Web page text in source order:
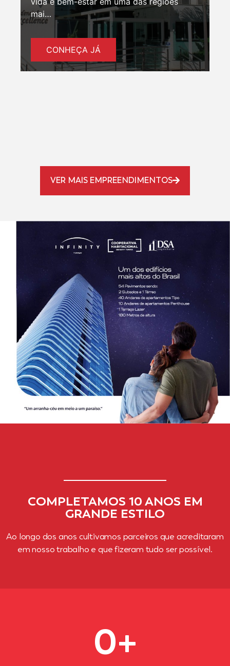
mai…
CONHEÇA JÁ
VER MAIS EMPREENDIMENTOS
COMPLETAMOS 10 ANOS EM
GRANDE ESTILO
Ao longo dos anos cultivamos parceiros que acreditaram
em nosso trabalho e que fizeram tudo ser possível.
0+